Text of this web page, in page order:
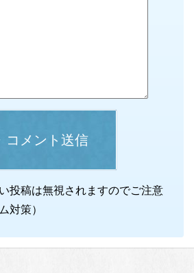
コメント送信
投稿は無視されますのでご注意
対策）